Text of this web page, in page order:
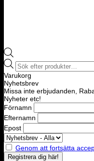
Products
search
Varukorg
Nyhetsbrev
Missa inte erbjudanden,
Nyheter etc!
Förnamn
Efternamn
Epost
Genom att fortsätta